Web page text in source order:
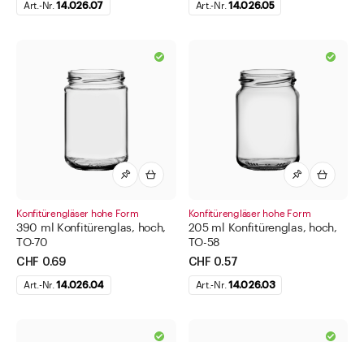
Art.-Nr.14.026.07 Art.-Nr. 14.026.05
Konfitürengläser hohe Form
390 ml Konfitürenglas, hoch,
TO-70
CHF 0.69
Art.-Nr.14.026.04
Konfitürengläser hohe Form
205 ml Konfitürenglas, hoch,
TO-58
CHF 0.57
Art.-Nr. 14.026.03